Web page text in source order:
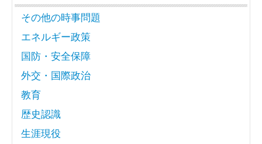
その他の時事問題
エネルギー政策
国防・安全保障
外交・国際政治
教育
歴史認識
生涯現役